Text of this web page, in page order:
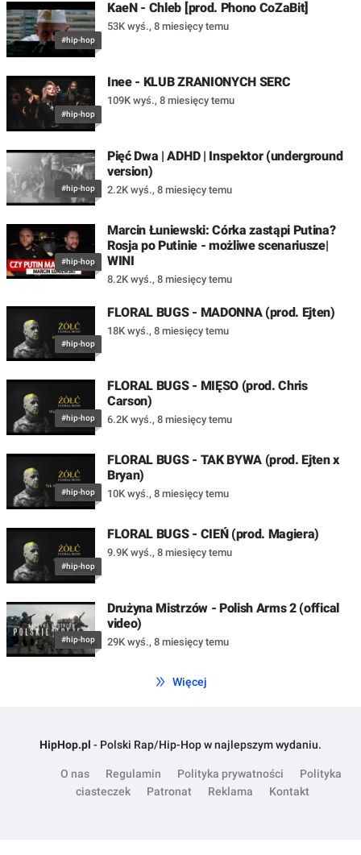
#hip-hop
KaeN - Chleb [prod. Phono CoZaBit]
53K wyś., 8 miesięcy temu
#hip-hop
Inee - KLUB ZRANIONYCH SERC
109K wyś., 8 miesięcy temu
#hip-hop
Pięć Dwa | ADHD | Inspektor (underground
version)
2.2K wyś., 8 miesięcy temu
#hip-hop
Marcin Łuniewski: Córka zastąpi Putina?
Rosja po Putinie - możliwe scenariusze|
WINI
8.2K wyś., 8 miesięcy temu
#hip-hop
FLORAL BUGS - MADONNA (prod. Ejten)
18K wyś., 8 miesięcy temu
#hip-hop
FLORAL BUGS - MIĘSO (prod. Chris
Carson)
6.2K wyś., 8 miesięcy temu
#hip-hop
FLORAL BUGS - TAK BYWA (prod. Ejten x
Bryan)
10K wyś., 8 miesięcy temu
#hip-hop
FLORAL BUGS - CIEŃ (prod. Magiera)
9.9K wyś., 8 miesięcy temu
#hip-hop
Drużyna Mistrzów - Polish Arms 2 (offical
video)
29K wyś., 8 miesięcy temu
Więcej
HipHop.pl - Polski Rap/Hip-Hop w najlepszym wydaniu.
O nas Regulamin Polityka prywatności
Polityka
ciasteczek
Patronat Reklama Kontakt